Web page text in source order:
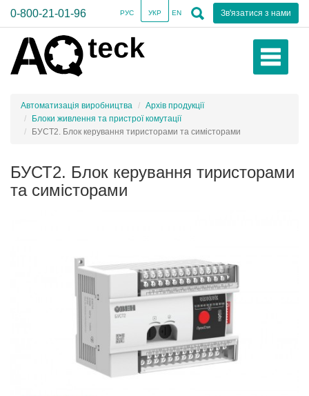
0-800-21-01-96 Зв'язатися з нами
РУС УКР EN
Автоматизація виробництва
Архів продукції
Блоки живлення та пристрої комутації
БУСТ2. Блок керування тиристорами та симісторами
БУСТ2. Блок керування тиристорами
та симісторами